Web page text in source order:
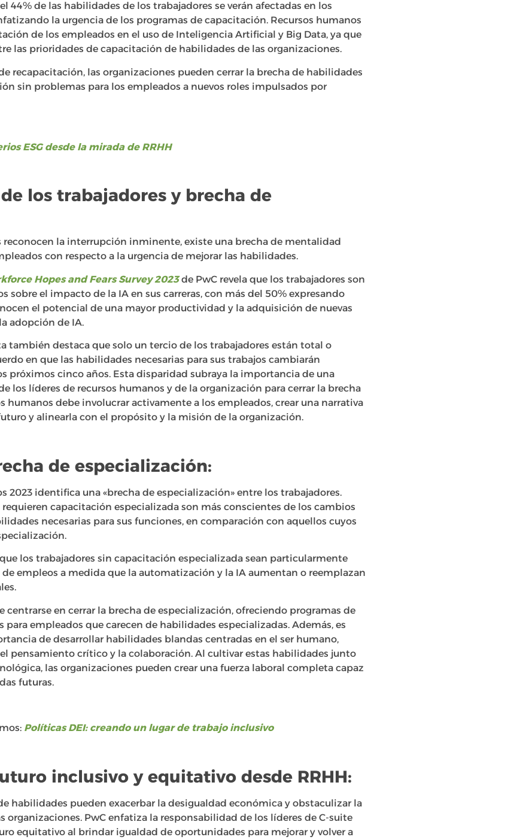
44% de las habilidades de los trabajadores se verán afectadas en los
la urgencia de los programas de capacitación. Recursos humanos
de los empleados en el uso de Inteligencia Artificial y Big Data, ya que
las prioridades de capacitación de habilidades de las organizaciones.
recapacitación, las organizaciones pueden cerrar la brecha de habilidades
sin problemas para los empleados a nuevos roles impulsados ​​por
ESG desde la mirada de RRHH
los trabajadores y brecha de
reconocen la interrupción inminente, existe una brecha de mentalidad
con respecto a la urgencia de mejorar las habilidades.
Hopes and Fears Survey 2023de PwC revela que los trabajadores son
sobre el impacto de la IA en sus carreras, con más del 50% expresando
el potencial de una mayor productividad y la adquisición de nuevas
adopción de IA.
también destaca que solo un tercio de los trabajadores están total o
en que las habilidades necesarias para sus trabajos cambiarán
próximos cinco años. Esta disparidad subraya la importancia de una
los líderes de recursos humanos y de la organización para cerrar la brecha
humanos debe involucrar activamente a los empleados, crear una narrativa
y alinearla con el propósito y la misión de la organización.
de especialización:
2023 identifica una «brecha de especialización» entre los trabajadores.
capacitación especializada son más conscientes de los cambios
necesarias para sus funciones, en comparación con aquellos cuyos
los trabajadores sin capacitación especializada sean particularmente
empleos a medida que la automatización y la IA aumentan o reemplazan
centrarse en cerrar la brecha de especialización, ofreciendo programas de
empleados que carecen de habilidades especializadas. Además, es
de desarrollar habilidades blandas centradas en el ser humano,
pensamiento crítico y la colaboración. Al cultivar estas habilidades junto
las organizaciones pueden crear una fuerza laboral completa capaz
futuras.
Políticas DEI: creando un lugar de trabajo inclusivo
inclusivo y equitativo desde RRHH:
habilidades pueden exacerbar la desigualdad económica y obstaculizar la
organizaciones. PwC enfatiza la responsabilidad de los líderes de C-suite
equitativo al brindar igualdad de oportunidades para mejorar y volver a